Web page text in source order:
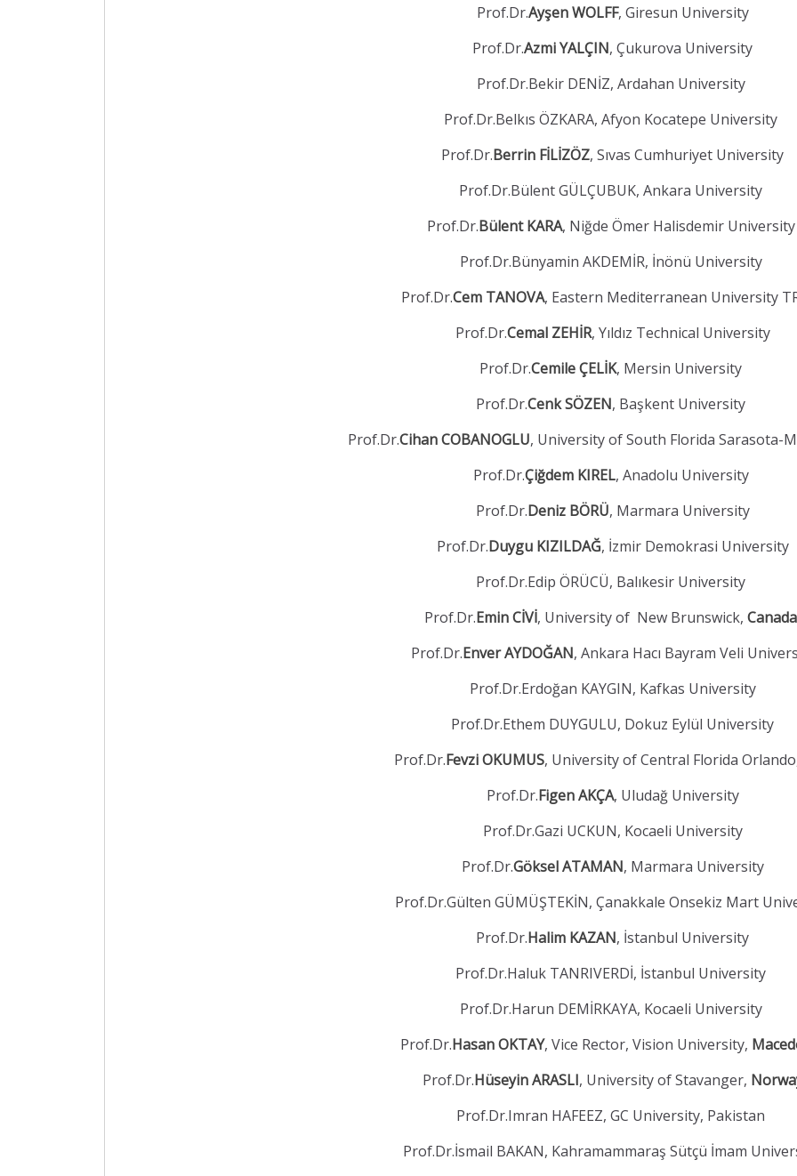
Prof.Dr.Ayşen WOLFF, Giresun University
Prof.Dr.Azmi YALÇIN, Çukurova University
Prof.Dr.Bekir DENİZ, Ardahan University
Prof.Dr.Belkıs ÖZKARA, Afyon Kocatepe University
Prof.Dr.Berrin FİLİZÖZ, Sıvas Cumhuriyet University
Prof.Dr.Bülent GÜLÇUBUK, Ankara University
Prof.Dr.Bülent KARA, Niğde Ömer Halisdemir University
Prof.Dr.Bünyamin AKDEMİR, İnönü University
Prof.Dr.Cem TANOVA, Eastern Mediterranean University
Prof.Dr.Cemal ZEHİR, Yıldız Technical University
Prof.Dr.Cemile ÇELİK, Mersin University
Prof.Dr.Cenk SÖZEN, Başkent University
Prof.Dr.Cihan COBANOGLU, University of South Florida Sarasota-
Prof.Dr.Çiğdem KIREL, Anadolu University
Prof.Dr.Deniz BÖRÜ, Marmara University
Prof.Dr.Duygu KIZILDAĞ, İzmir Demokrasi University
Prof.Dr.Edip ÖRÜCÜ, Balıkesir University
Prof.Dr.Emin CİVİ, University of New Brunswick, Canada
Prof.Dr.Enver AYDOĞAN, Ankara Hacı Bayram Veli
Prof.Dr.Erdoğan KAYGIN, Kafkas University
Prof.Dr.Ethem DUYGULU, Dokuz Eylül University
Prof.Dr.Fevzi OKUMUS, University of Central Florida
Prof.Dr.Figen AKÇA, Uludağ University
Prof.Dr.Gazi UCKUN, Kocaeli University
Prof.Dr.Göksel ATAMAN, Marmara University
Prof.Dr.Gülten GÜMÜŞTEKİN, Çanakkale Onsekiz Mart
Prof.Dr.Halim KAZAN, İstanbul University
Prof.Dr.Haluk TANRIVERDİ, İstanbul University
Prof.Dr.Harun DEMİRKAYA, Kocaeli University
Prof.Dr.Hasan OKTAY, Vice Rector, Vision University,
Prof.Dr.Hüseyin ARASLI, University of Stavanger,
Prof.Dr.Imran HAFEEZ, GC University, Pakistan
Prof.Dr.İsmail BAKAN, Kahramammaraş Sütçü İmam